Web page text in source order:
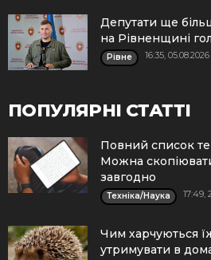
Депутати ще
на Рівненщині
Рівне 16:35, 05.08.2026
ПОПУЛЯРНІ СТАТТІ
Повний список
Можна
завгодно
Техніка/Наука 17:49,
Чим харчуються
утримувати в